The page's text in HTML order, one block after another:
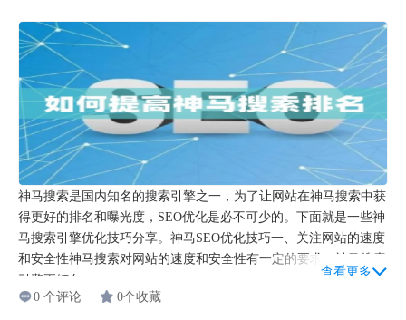
神马搜索是国内知名的搜索引擎之一，为了让网站在神马搜索中获
得更好的排名和曝光度，SEO优化是必不可少的。下面就是一些神
马搜索引擎优化技巧分享。神马SEO优化技巧一、关注网站的速度
和安全性神马搜索对网站的速度和安全性有一定的要求。神马搜索
引擎更倾向...
查看更多
0 个评论
0个收藏